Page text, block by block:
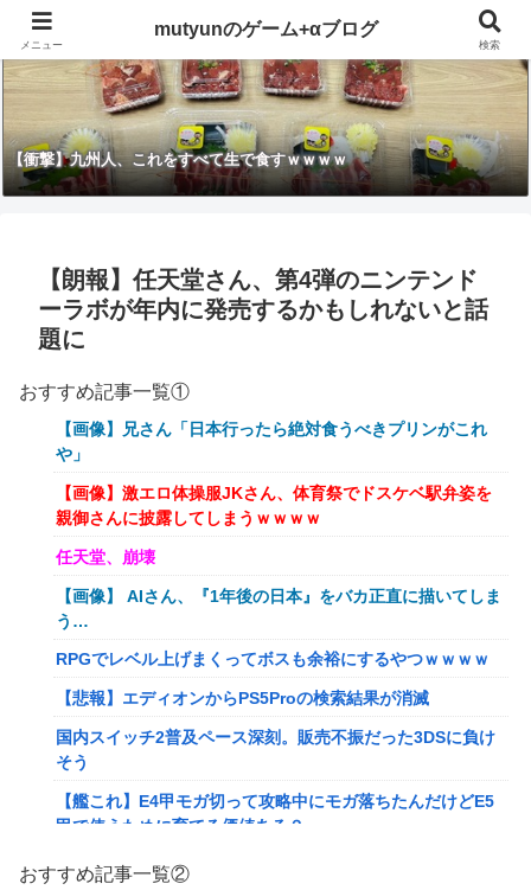
【衝撃】九州人、これをすべて生で食すｗｗｗｗ
【朗報】任天堂さん、第4弾のニンテンド
ーラボが年内に発売するかもしれないと話
題に
おすすめ記事一覧①
【画像】兄さん「日本行ったら絶対食うべきプリンがこれ
や」
【画像】激エロ体操服JKさん、体育祭でドスケベ駅弁姿を
親御さんに披露してしまうｗｗｗｗ
任天堂、崩壊
【画像】 AIさん、『1年後の日本』をバカ正直に描いてしま
う…
RPGでレベル上げまくってボスも余裕にするやつｗｗｗｗ
【悲報】エディオンからPS5Proの検索結果が消滅
国内スイッチ2普及ペース深刻。販売不振だった3DSに負け
そう
【艦これ】E4甲モガ切って攻略中にモガ落ちたんだけどE5
甲で使うために育てる価値ある？
RPGでレベル上げまくってボスも余裕にするやつｗｗｗｗ
おすすめ記事一覧②
メニュー
mutyunのゲーム+αブログ
検索